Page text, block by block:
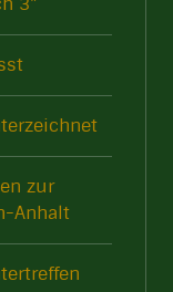
zur
Anhalt